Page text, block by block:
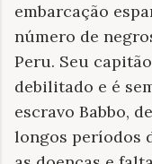
embarcação
número de
Peru. Seu
debilitado e é
escravo Babbo,
longos períodos